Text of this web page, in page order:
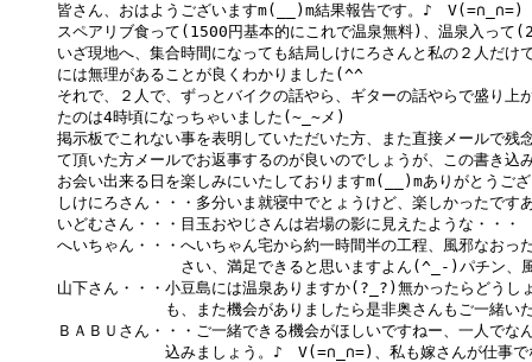
皆さん、おはようございますm(__)m結果報告です。♪　V(=∩_∩=)
スペアリブ食って(1500円基本的にこれで温泉無料)、温泉入っ
いざ現地へ、集合時間になっても結局しけにろさんと私の２人だけ
には無理があることが良くわかりました(^^ゞ
それで、２人で、ずっとバイクの話やら、ギターの話やらで盛り上
たのは4時頃になっちゃいました(~_~メ)
掲示板でこれない事を表明していただいた方、また直接メールで残
て頂いた方メールでお返事するのが良いのでしょうが、この書き込
お会い出来る日を楽しみにいたしておりますm(__)mありがとうご
しけにろさん・・・多分いま就寝中でとょうけど、楽しかったです
いどむさん・・・目玉おやじさんは岩場の影に見えたような・・・
へいちゃん・・・へいちゃん宅から約一時間半の工程、風邪なおっ
さい、満足できると思いますよん(^_-)パチン、風邪
山下さん・・・小豆島には温泉ありますか(?_?)無かったらどうし
も、また機会がありましたら是非奥さんもご一緒いた
ＢＡＢＵさん・・・ご一緒できる機会がほしいですねー、一人でな
込みましょう。♪　V(=∩_∩=)、私も嫁さんが仕事でな